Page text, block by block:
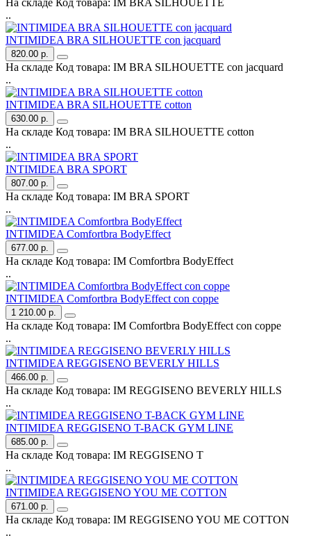
..
INTIMIDEA BRA SILHOUETTE con jacquard
820.00 р.
На складе Код товара: IM BRA SILHOUETTE con jacquard
..
INTIMIDEA BRA SILHOUETTE cotton
630.00 р.
На складе Код товара: IM BRA SILHOUETTE cotton
..
INTIMIDEA BRA SPORT
807.00 р.
На складе Код товара: IM BRA SPORT
..
INTIMIDEA Comfortbra BodyEffect
677.00 р.
На складе Код товара: IM Comfortbra BodyEffect
..
INTIMIDEA Comfortbra BodyEffect con coppe
1 210.00 р.
На складе Код товара: IM Comfortbra BodyEffect con coppe
..
INTIMIDEA REGGISENO BEVERLY HILLS
466.00 р.
На складе Код товара: IM REGGISENO BEVERLY HILLS
..
INTIMIDEA REGGISENO T-BACK GYM LINE
685.00 р.
На складе Код товара: IM REGGISENO T
..
INTIMIDEA REGGISENO YOU ME COTTON
671.00 р.
На складе Код товара: IM REGGISENO YOU ME COTTON
..